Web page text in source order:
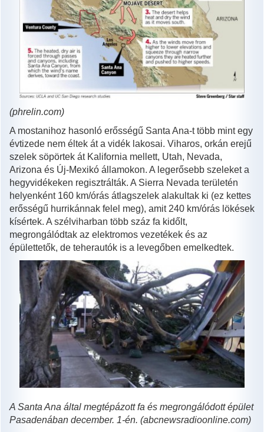
(phrelin.com)
A mostanihoz hasonló erősségű Santa Ana-t több mint egy
évtizede nem éltek át a vidék lakosai. Viharos, orkán erejű
szelek söpörtek át Kalifornia mellett, Utah, Nevada,
Arizona és Új-Mexikó államokon. A legerősebb szeleket a
hegyvidékeken regisztrálták. A Sierra Nevada területén
helyenként 160 km/órás átlagszelek alakultak ki (ez kettes
erősségű hurrikánnak felel meg), amit 240 km/órás lökések
kísértek. A szélviharban több száz fa kidőlt,
megrongálódtak az elektromos vezetékek és az
épülettetők, de teherautók is a levegőben emelkedtek.
A Santa Ana által megtépázott fa és megrongálódott épület
Pasadenában december. 1-én. (abcnewsradioonline.com)